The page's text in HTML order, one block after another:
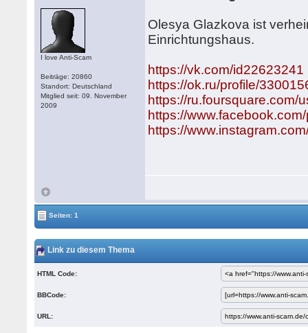
I love Anti-Scam
Beiträge: 20860
Standort: Deutschland
Mitglied seit: 09. November
2009
Olesya Glazkova ist
Einrichtungshaus.
https://vk.com/id22623241
https://ok.ru/profile/
https://ru.foursquare.com/
https://
https://
Seiten: 1
Link zu diesem Thema
HTML Code:
BBCode:
URL: